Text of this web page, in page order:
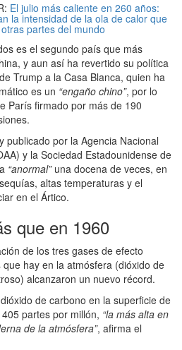
El julio más caliente en 260 años:
la intensidad de la ola de calor que
partes del mundo
es el segundo país que más
y aun así ha revertido su política
Trump a la Casa Blanca, quien ha
es un “engaño chino”, por lo
París firmado por más de 190
publicado por la Agencia Nacional
y la Sociedad Estadounidense de
“anormal”una docena de veces, en
altas temperaturas y el
en el Ártico.
que en 1960
de los tres gases de efecto
hay en la atmósfera (dióxido de
alcanzaron un nuevo récord.
de carbono en la superficie de
partes por millón, “la más alta en
de la atmósfera”, afirma el